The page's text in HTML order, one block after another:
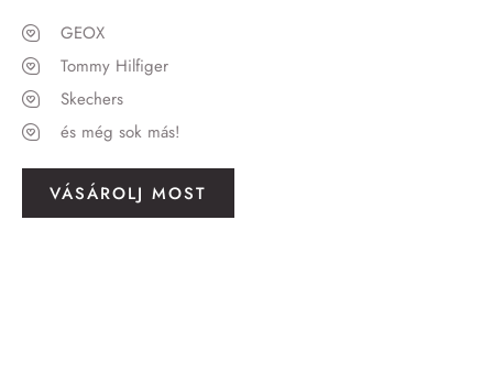
GEOX
Tommy Hilfiger
Skechers
és még sok más!
VÁSÁROLJ MOST